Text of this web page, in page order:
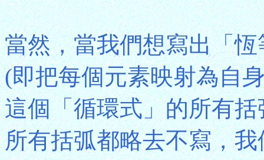
當然，當我們想寫出「恆
(即把每個元素映射為自
這個「循環式」的所有
所有括弧都略去不寫，